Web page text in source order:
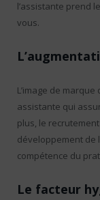
l’assistante prend
vous.
L’image de
assistante qui
plus, le
développement de
compétence du
Le facteur